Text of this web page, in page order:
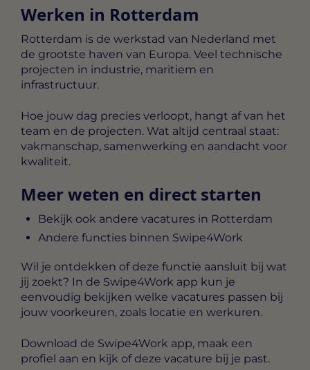
Werken in Rotterdam
Rotterdam is de werkstad van Nederland met
de grootste haven van Europa. Veel technische
projecten in industrie, maritiem en
infrastructuur.
Hoe jouw dag precies verloopt, hangt af van het
team en de projecten. Wat altijd centraal staat:
vakmanschap, samenwerking en aandacht voor
kwaliteit.
Meer weten en direct starten
Bekijk ook andere vacatures in Rotterdam
Andere functies binnen Swipe4Work
Wil je ontdekken of deze functie aansluit bij wat
jij zoekt? In de Swipe4Work app kun je
eenvoudig bekijken welke vacatures passen bij
jouw voorkeuren, zoals locatie en werkuren.
Download de Swipe4Work app, maak een
profiel aan en kijk of deze vacature bij je past.